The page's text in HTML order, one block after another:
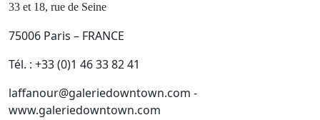
33 et 18, rue de Seine
75006 Paris – FRANCE
Tél. : +33 (0)1 46 33 82 41
laffanour@galeriedowntown.com -
www.galeriedowntown.com